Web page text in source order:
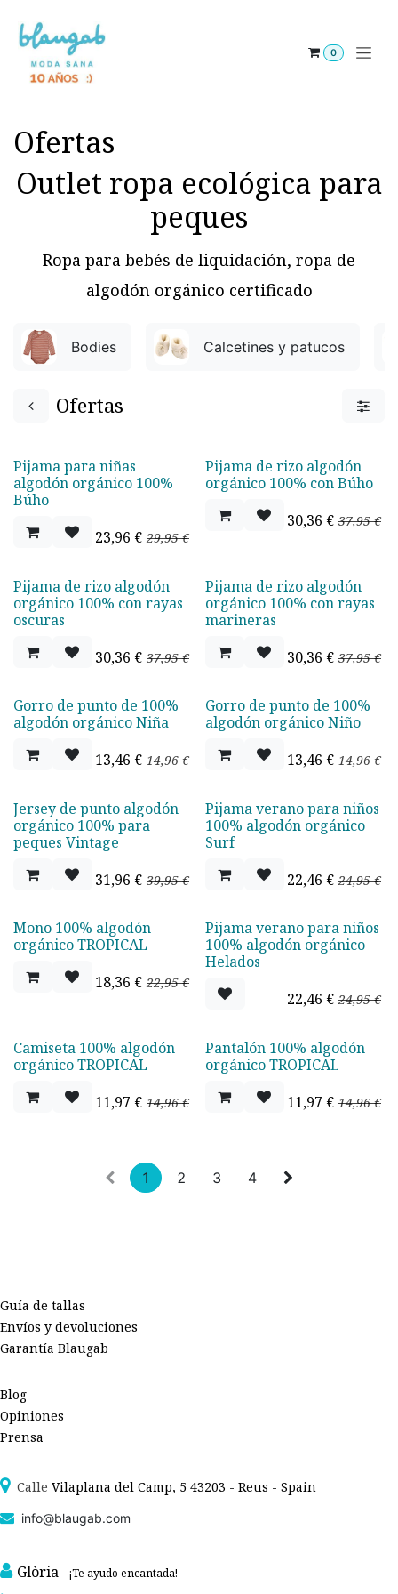
0
Ofertas
Outlet ropa ecológica para
peques
Ropa para bebés de liquidación, ropa de
algodón orgánico certificado
Bodies Calcetines y patucos
Ofertas
Oferta - 20%
Pijama para niñas
algodón orgánico 100%
Búho
23,96 € 29,95€
Oferta - 20%
Pijama de rizo algodón
orgánico 100% con Búho
30,36 € 37,95€
Oferta - 20%
Pijama de rizo algodón
orgánico 100% con rayas
oscuras
30,36 € 37,95€
Oferta - 20%
Pijama de rizo algodón
orgánico 100% con rayas
marineras
30,36 € 37,95€
Oferta - 10%
Gorro de punto de 100%
algodón orgánico Niña
13,46 € 14,96€ Oferta - 10%
Gorro de punto de 100%
algodón orgánico Niño
13,46 € 14,96€
Oferta - 20%
Jersey de punto algodón
orgánico 100% para
peques Vintage
31,96 € 39,95€
Oferta - 20%
Pijama verano para niños
100% algodón orgánico
Surf
22,46 € 24,95€
Oferta - 20%
Mono 100% algodón
orgánico TROPICAL
18,36 € 22,95€ Oferta - 20%
Pijama verano para niños
100% algodón orgánico
Helados
22,46 € 24,95€
Oferta - 20%
Camiseta 100% algodón
orgánico TROPICAL
11,97 € 14,96€ Oferta - 20%
Pantalón 100% algodón
orgánico TROPICAL
11,97 € 14,96€
1 2 3 4
Guía de tallas
Envíos y devoluciones
Garantía Blaugab
Blog
Opiniones
Prensa
Calle Vilaplana del Camp, 5 43203 - Reus - Spain
info@blaugab.com
Glòria - ¡Te ayudo encantada!